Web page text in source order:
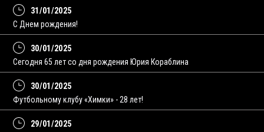
31/01/2025
С Днем рождения!
30/01/2025
Сегодня 65 лет со дня рождения Юрия Кораблина
30/01/2025
Футбольному клубу «Химки» - 28 лет!
29/01/2025